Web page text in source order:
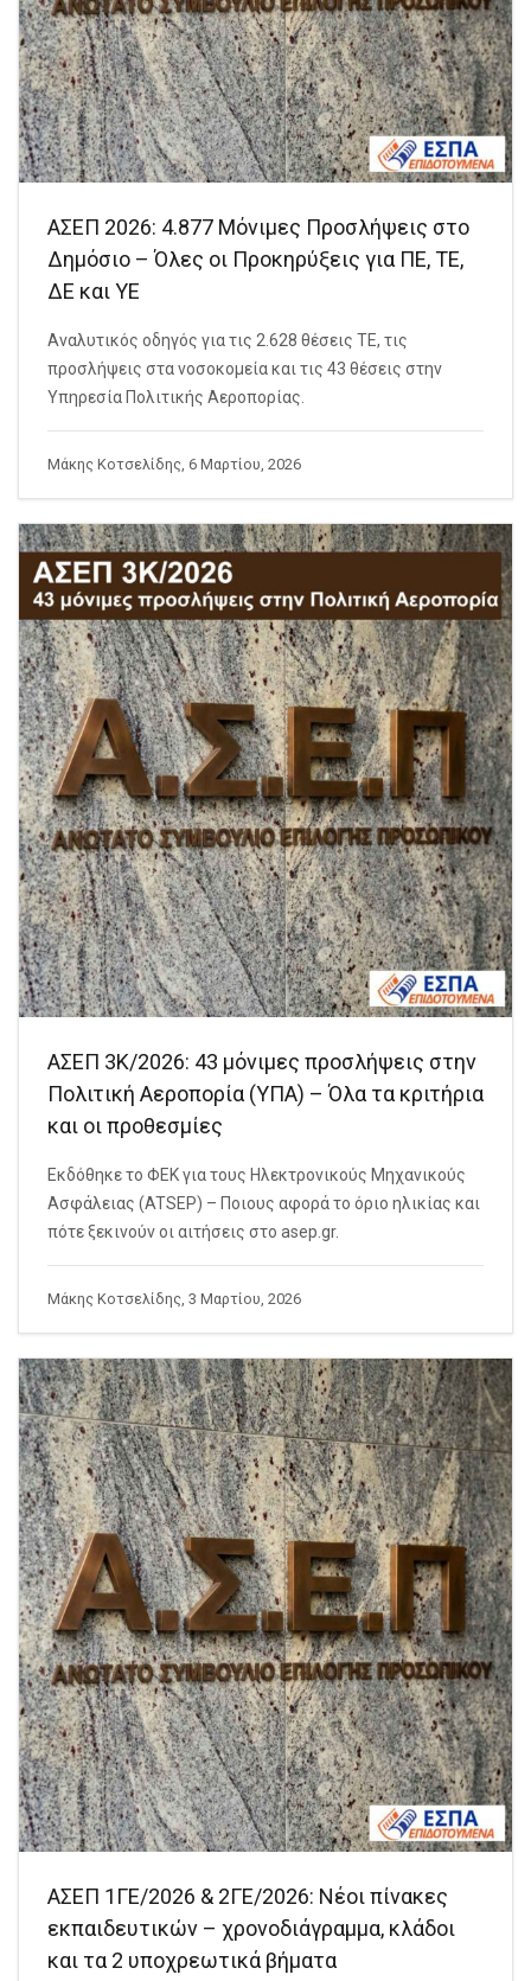
ΑΣΕΠ 2026: 4.877 Μόνιμες Προσλήψεις στο
Δημόσιο – Όλες οι Προκηρύξεις για ΠΕ, ΤΕ,
ΔΕ και ΥΕ
Αναλυτικός οδηγός για τις 2.628 θέσεις ΤΕ, τις
προσλήψεις στα νοσοκομεία και τις 43 θέσεις στην
Υπηρεσία Πολιτικής Αεροπορίας.
Μάκης Κοτσελίδης, 6 Μαρτίου, 2026
ΑΣΕΠ 3Κ/2026: 43 μόνιμες προσλήψεις στην
Πολιτική Αεροπορία (ΥΠΑ) – Όλα τα κριτήρια
και οι προθεσμίες
Εκδόθηκε το ΦΕΚ για τους Ηλεκτρονικούς Μηχανικούς
Ασφάλειας (ATSEP) – Ποιους αφορά το όριο ηλικίας και
πότε ξεκινούν οι αιτήσεις στο asep.gr.
Μάκης Κοτσελίδης, 3 Μαρτίου, 2026
ΑΣΕΠ 1ΓΕ/2026 & 2ΓΕ/2026: Νέοι πίνακες
εκπαιδευτικών – χρονοδιάγραμμα, κλάδοι
και τα 2 υποχρεωτικά βήματα